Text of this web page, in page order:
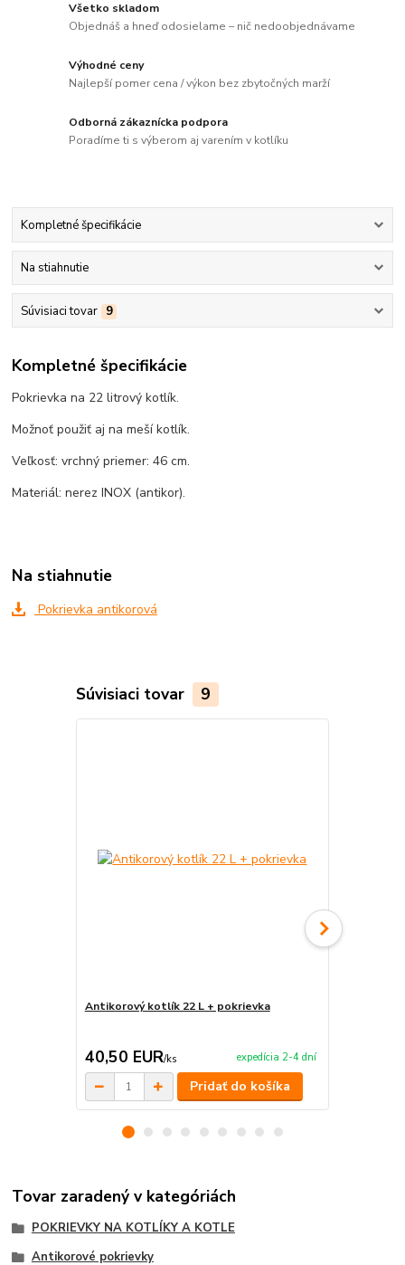
Všetko skladom
Objednáš a hneď odosielame – nič nedoobjednávame
Výhodné ceny
Najlepší pomer cena / výkon bez zbytočných marží
Odborná zákaznícka podpora
Poradíme ti s výberom aj varením v kotlíku
Kompletné špecifikácie
Na stiahnutie
Súvisiaci tovar 9
Kompletné špecifikácie
Pokrievka na 22 litrový kotlík.
Možnoť použiť aj na meší kotlík.
Veľkosť: vrchný priemer: 46 cm.
Materiál: nerez INOX (antikor).
Na stiahnutie
Pokrievka antikorová
Súvisiaci tovar 9
Antikorový kotlík 22 L + pokrievka
40,50 EUR/ks expedícia 2-4 dní
Pridať do košíka
Tovar zaradený v kategóriách
POKRIEVKY NA KOTLÍKY A KOTLE
Antikorové pokrievky